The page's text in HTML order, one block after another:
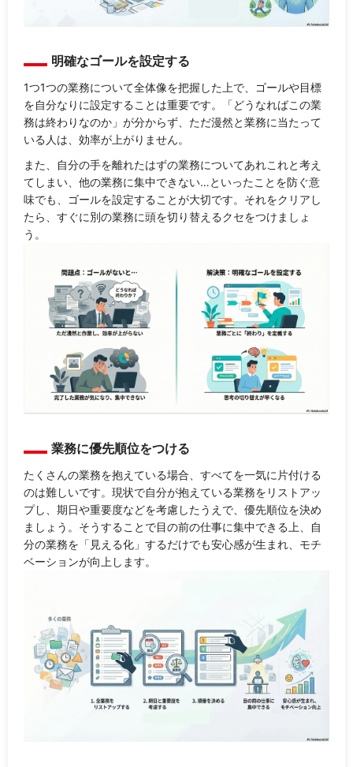
明確なゴールを設定する
1つ1つの業務について全体像を把握した上で、ゴールや目標
を自分なりに設定することは重要です。「どうなればこの業
務は終わりなのか」が分からず、ただ漫然と業務に当たって
いる人は、効率が上がりません。
また、自分の手を離れたはずの業務についてあれこれと考え
てしまい、他の業務に集中できない…といったことを防ぐ意
味でも、ゴールを設定することが大切です。それをクリアし
たら、すぐに別の業務に頭を切り替えるクセをつけましょ
う。
業務に優先順位をつける
たくさんの業務を抱えている場合、すべてを一気に片付ける
のは難しいです。現状で自分が抱えている業務をリストアッ
プし、期日や重要度などを考慮したうえで、優先順位を決め
ましょう。そうすることで目の前の仕事に集中できる上、自
分の業務を「見える化」するだけでも安心感が生まれ、モチ
ベーションが向上します。